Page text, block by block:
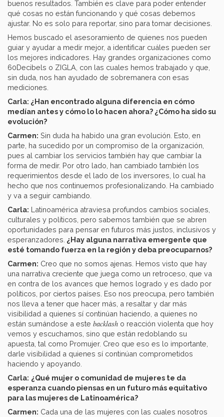
buenos resultados. También es clave para poder entender
qué cosas no están funcionando y qué cosas debemos
ajustar. No es solo para reportar, sino para tomar decisiones.
Hemos buscado el asesoramiento de quienes nos pueden
guiar y ayudar a medir mejor, a identificar cuáles pueden ser
los mejores indicadores. Hay grandes organizaciones como
60Decibels o ZIGLA, con las cuales hemos trabajado y que,
sin duda, nos han ayudado de sobremanera con esas
mediciones.
Carla: ¿Han encontrado alguna diferencia en cómo
medían antes y cómo lo lo hacen ahora? ¿Cómo ha sido su
evolución?
Carmen: Sin duda ha habido una gran evolución. Esto, en
parte, ha sucedido por un compromiso de la organización,
pues al cambiar los servicios también hay que cambiar la
forma de medir. Por otro lado, han cambiado también los
requerimientos desde el lado de los inversores, lo cual ha
hecho que nos continuemos profesionalizando. Ha cambiado
y va a seguir cambiando.
Carla: Latinoamérica atraviesa profundos cambios sociales,
culturales y políticos, pero sabemos también que se abren
oportunidades para pensar en futuros más justos, inclusivos y
esperanzadores. ¿Hay alguna narrativa emergente que
esté tomando fuerza en la región y deba preocuparnos?
Carmen: Creo que no somos ajenas. Hemos visto que hay
una narrativa creciente que juega como un retroceso, que va
en contra de los avances que hemos logrado y es dado por
políticos, por ciertos países. Eso nos preocupa, pero también
nos lleva a tener que hacer más, a resaltar y dar más
visibilidad a quienes sí continúan haciendo, a quienes no
están sumándose a este backlash o reacción violenta que hoy
vemos y escuchamos, sino que están redoblando su
apuesta, tal como Promujer. Creo que eso es lo importante,
darle visibilidad a quienes sí continúan comprometidos
haciendo y apoyando.
Carla: ¿Qué mujer o comunidad de mujeres te da
esperanza cuando piensas en un futuro más equitativo
para las mujeres de Latinoamérica?
Carmen: Cada una de las mujeres con las cuales nosotros